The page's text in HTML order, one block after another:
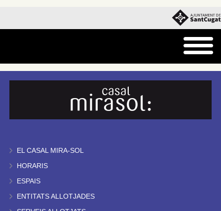
EL CASAL MIRA-SOL
HORARIS
ESPAIS
ENTITATS ALLOTJADES